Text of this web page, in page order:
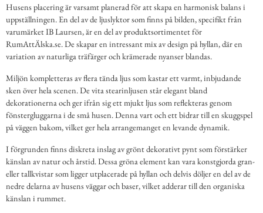
Husens placering är varsamt planerad för att skapa en harmonisk balans i
uppställningen. En del av de ljuslyktor som finns på bilden, specifikt från
varumärket IB Laursen, är en del av produktsortimentet för
RumAttÄlska.se. De skapar en intressant mix av design på hyllan, där en
variation av naturliga träfärger och krämerade nyanser blandas.
Miljön kompletteras av flera tända ljus som kastar ett varmt, inbjudande
sken över hela scenen. De vita stearinljusen står elegant bland
dekorationerna och ger ifrån sig ett mjukt ljus som reflekteras genom
fönstergluggarna i de små husen. Denna vart och ett bidrar till en skuggspel
på väggen bakom, vilket ger hela arrangemanget en levande dynamik.
I förgrunden finns diskreta inslag av grönt dekorativt pynt som förstärker
känslan av natur och årstid. Dessa gröna element kan vara konstgjorda gran-
eller tallkvistar som ligger utplacerade på hyllan och delvis döljer en del av de
nedre delarna av husens väggar och baser, vilket adderar till den organiska
känslan i rummet.